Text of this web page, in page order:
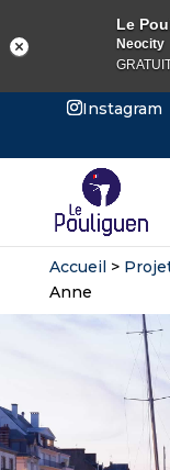
Instagram
Accueil>
Anne
Le
Neocity